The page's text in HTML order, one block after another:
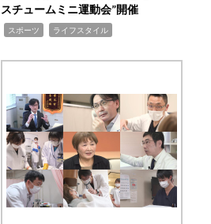
スチュームミニ運動会”開催
スポーツ ライフスタイル